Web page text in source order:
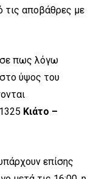
τις αποβάθρες με
πως λόγω
ύψος του
Κιάτο –
επίσης